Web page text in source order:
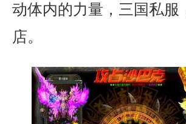
动体内的力量，三国私
店。